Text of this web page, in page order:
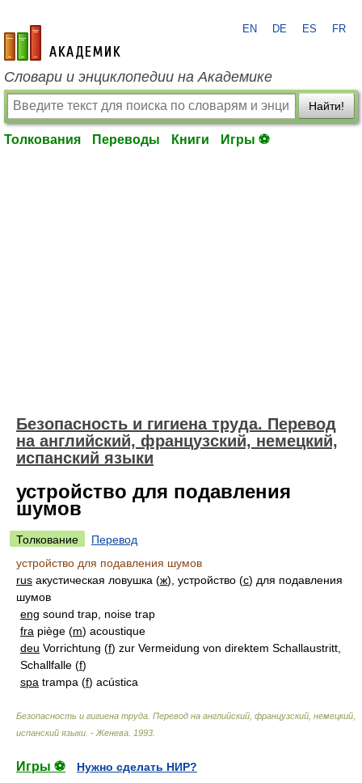
academic.ru
EN DE ES FR
Словари и энциклопедии на Академике
Найти!
Толкования Переводы Книги Игры ⚽
Безопасность и гигиена труда. Перевод
на английский, французский, немецкий,
испанский языки
устройство для подавления
шумов
Толкование
Перевод
устройство для подавления шумов
rus акустическая ловушка (ж), устройство (с) для подавления
шумов
eng sound trap, noise trap
fra piège (m) acoustique
deu Vorrichtung (f) zur Vermeidung von direktem Schallaustritt,
Schallfalle (f)
spa trampa (f) acústica
Безопасность и гигиена труда. Перевод на английский, французский, немецкий,
испанский языки. - Женева 1993
Игры ⚽
Нужно сделать НИР?